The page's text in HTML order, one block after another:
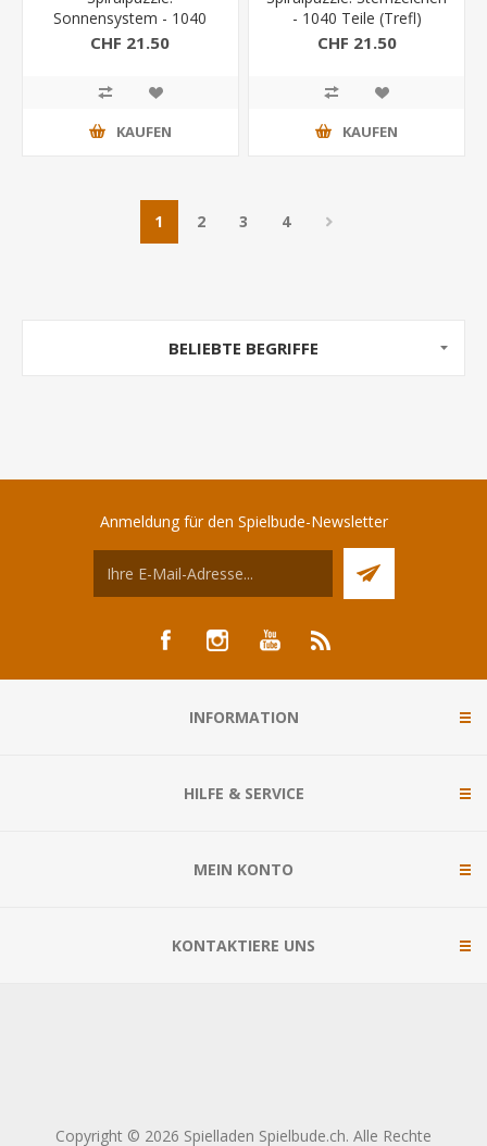
Sonnensystem - 1040
Teile (Trefl)
CHF 21.50
KAUFEN
- 1040 Teile (Trefl)
CHF 21.50
KAUFEN
1 2 3 4
BELIEBTE BEGRIFFE
Anmeldung für den Spielbude-Newsletter
INFORMATION
HILFE & SERVICE
MEIN KONTO
KONTAKTIERE UNS
Copyright © 2026 Spielladen Spielbude.ch. Alle Rechte